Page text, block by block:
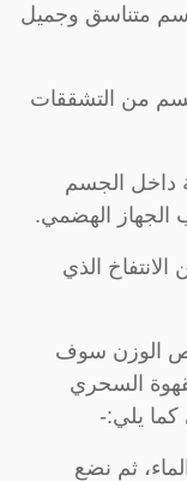
متناسق وجميل
من التشققات
داخل الجسم
الهضمي.
الذي
الوزن سوف
السحري
يلي:-
ثم نضع